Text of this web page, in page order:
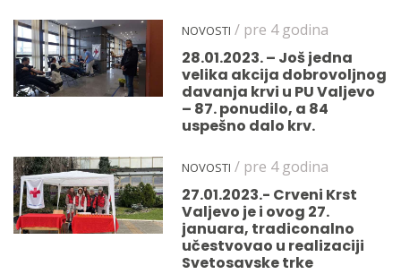
NOVOSTI / pre 4 godina
28.01.2023. – Još jedna
velika akcija dobrovoljnog
davanja krvi u PU Valjevo
– 87. ponudilo, a 84
uspešno dalo krv.
NOVOSTI / pre 4 godina
27.01.2023.- Crveni Krst
Valjevo je i ovog 27.
januara, tradiconalno
učestvovao u realizaciji
Svetosavske trke